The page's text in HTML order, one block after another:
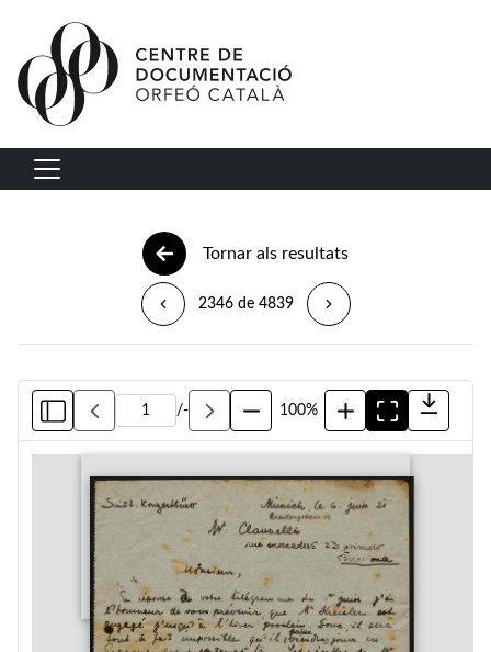
Vés al contingut
Navegació principal
Tornar als resultats
2346 de 4839
/- 100%